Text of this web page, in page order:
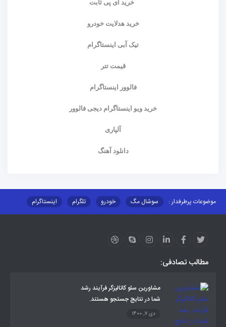
خرید آی پی ثابت
خرید هدلایت خودرو
تیک آبی اینستاگرام
قیمت تتر
فالوور اینستاگرام
خرید ویو اینستاگرام دیجی فالوور
آلپاری
دانلود آهنگ
موضوعات پرطرفدار : سوشال مگ خودرو تلگرام
اینستاگرام
مطالب تصادفی:
مشاورین سئو کاتالیزگر فرآیند رشد
شما در نتایج جستجو هستند.
دی 7, 1400